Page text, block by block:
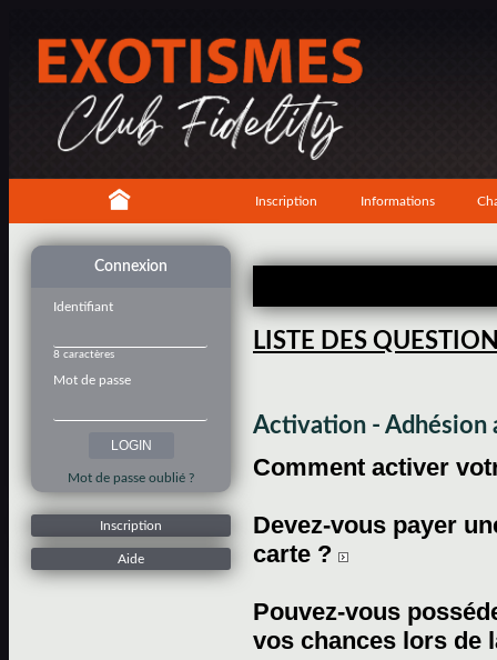
Inscription Informations
Connexion
Identifiant
8 caractères
Mot de passe
Mot de passe oublié ?
Inscription
Aide
LISTE DES
Activation - Adhésion
Comment activer
Devez-vous payer
carte ?
Pouvez-vous
vos chances lors de